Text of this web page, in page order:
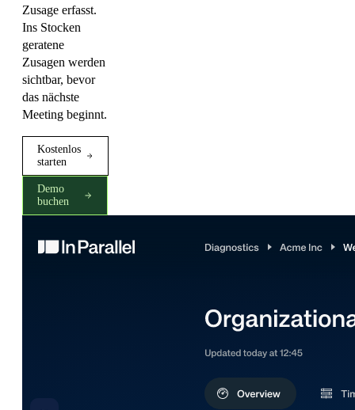
Zusage erfasst.
Ins Stocken
geratene
Zusagen werden
sichtbar, bevor
das nächste
Meeting beginnt.
Kostenlos
starten
Demo
buchen